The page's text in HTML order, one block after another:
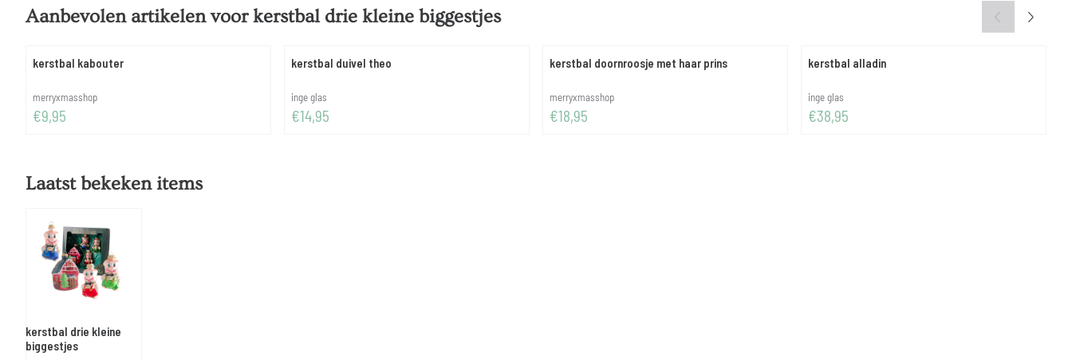
Aanbevolen artikelen voorkerstbal drie kleine biggestjes
kerstbal kabouter
Merk:
merryxmasshop
Prijs: 9,95
€9,95
kerstbal duivel theo
Merk:
inge glas
Prijs: 14,95
€14,95
kerstbal doornroosje met haar prins
Merk:
merryxmasshop
Prijs: 18,95
€18,95
kerstbal alladin
Merk:
inge glas
Prijs: 38,95
€38,95
Laatst bekeken items
kerstbal drie kleine
biggestjes